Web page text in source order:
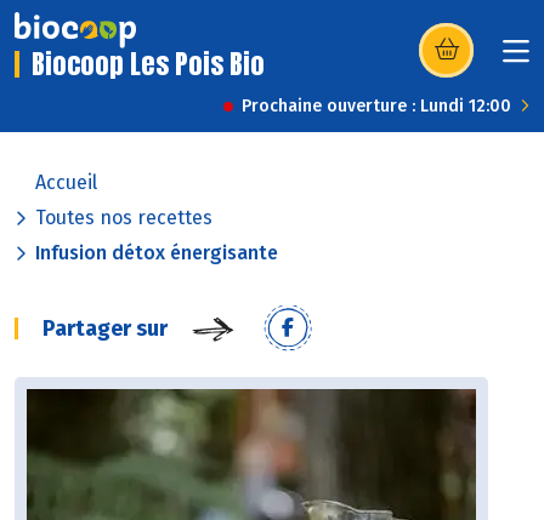
Biocoop Les Pois Bio (s’ouvre dans
Prochaine ouverture : Lundi 12:00
Accueil
Toutes nos recettes
Infusion détox énergisante
Partager sur